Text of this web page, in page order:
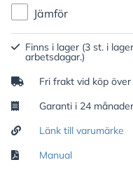
Jämför
Finns i lager (3 st. i
arbetsdagar.)
Fri frakt vid köp över
Garanti i 24 månader
Länk till varumärke
Manual